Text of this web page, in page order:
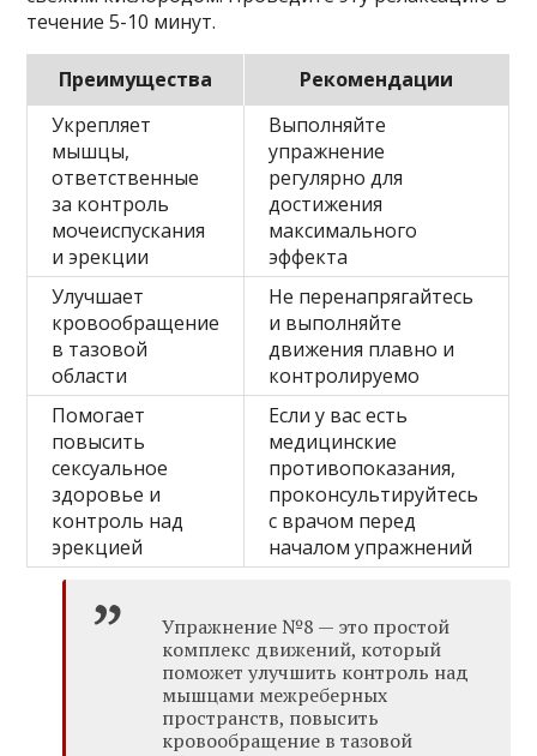
течение 5-10 минут.
Преимущества
Рекомендации
Укрепляет
мышцы,
ответственные
за контроль
мочеиспускания
и эрекции
Выполняйте
упражнение
регулярно для
достижения
максимального
эффекта
Улучшает
кровообращение
в тазовой
области
Не перенапрягайтесь
и выполняйте
движения плавно и
контролируемо
Помогает
повысить
сексуальное
здоровье и
контроль над
эрекцией
Если у вас есть
медицинские
противопоказания,
проконсультируйтесь
с врачом перед
началом упражнений
Упражнение №8 — это простой
комплекс движений, который
поможет улучшить контроль над
мышцами межреберных
пространств, повысить
кровообращение в тазовой